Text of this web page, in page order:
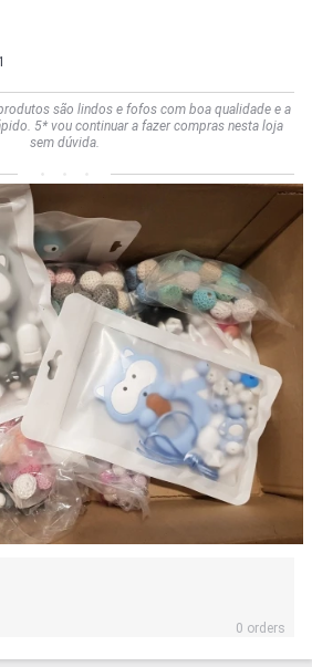
são lindos e fofos com boa qualidade e a
5* vou continuar a fazer compras nesta loja
sem dúvida.
0 orders